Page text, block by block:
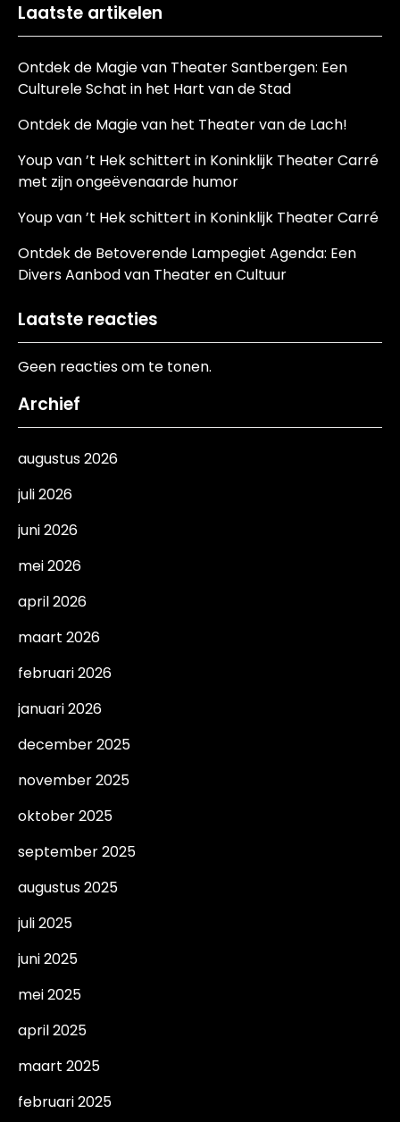
Laatste artikelen
Ontdek de Magie van Theater Santbergen: Een
Culturele Schat in het Hart van de Stad
Ontdek de Magie van het Theater van de Lach!
Youp van ’t Hek schittert in Koninklijk Theater Carré
met zijn ongeëvenaarde humor
Youp van ’t Hek schittert in Koninklijk Theater Carré
Ontdek de Betoverende Lampegiet Agenda: Een
Divers Aanbod van Theater en Cultuur
Laatste reacties
Geen reacties om te tonen.
Archief
augustus 2026
juli 2026
juni 2026
mei 2026
april 2026
maart 2026
februari 2026
januari 2026
december 2025
november 2025
oktober 2025
september 2025
augustus 2025
juli 2025
juni 2025
mei 2025
april 2025
maart 2025
februari 2025